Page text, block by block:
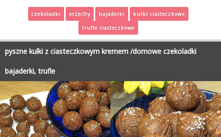
czekoladki orzechy bajaderki
kulki ciasteczkowe
trufle ciasteczkowe
pyszne kulki z ciasteczkowym kremem /domowe czekoladki
bajaderki, trufle